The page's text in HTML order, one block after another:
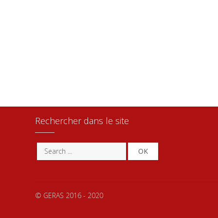
Rechercher dans le site
OK
© GERAS 2016 - 2020